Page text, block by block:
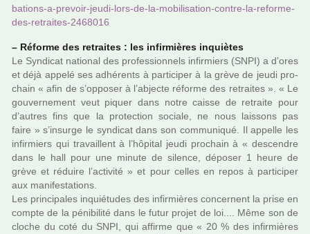
ba­tions-a-pre­voir-jeudi-lors-de-la-mobi­li­sa­tion-contre-la-reforme-
des-retrai­tes-2468016
– Réforme des retrai­tes : les infir­miè­res inquiè­tes
Le Syndicat natio­nal des pro­fes­sion­nels infir­miers (SNPI) a d’ores
et déjà appelé ses adhé­rents à par­ti­ci­per à la grève de jeudi pro­
chain « afin de s’oppo­ser à l’abjecte réforme des retrai­tes ». « Le
gou­ver­ne­ment veut piquer dans notre caisse de retraite pour
d’autres fins que la pro­tec­tion sociale, ne nous lais­sons pas
faire » s’insurge le syn­di­cat dans son com­mu­ni­qué. Il appelle les
infir­miers qui tra­vaillent à l’hôpi­tal jeudi pro­chain à « des­cen­dre
dans le hall pour une minute de silence, dépo­ser 1 heure de
grève et réduire l’acti­vité » et pour celles en repos à par­ti­ci­per
aux mani­fes­ta­tions.
Les prin­ci­pa­les inquié­tu­des des infir­miè­res concer­nent la prise en
compte de la péni­bi­lité dans le futur projet de loi.... Même son de
cloche du coté du SNPI, qui affirme que « 20 % des infir­miè­res